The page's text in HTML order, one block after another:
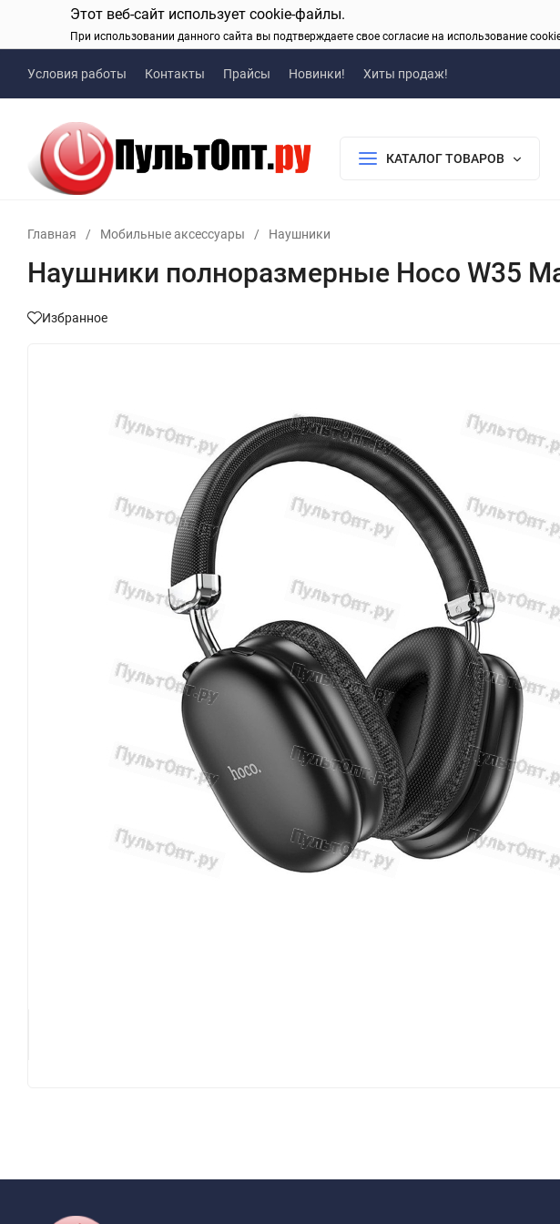
Этот веб-сайт использует cookie-файлы.
При использовании данного сайта вы подтверждаете свое согласие на использование
Условия работы Контакты Прайсы Новинки! Хиты продаж!
КАТАЛОГ ТОВАРОВ
Главная / Мобильные аксессуары / Наушники
Наушники полноразмерные Hoco W35
Избранное